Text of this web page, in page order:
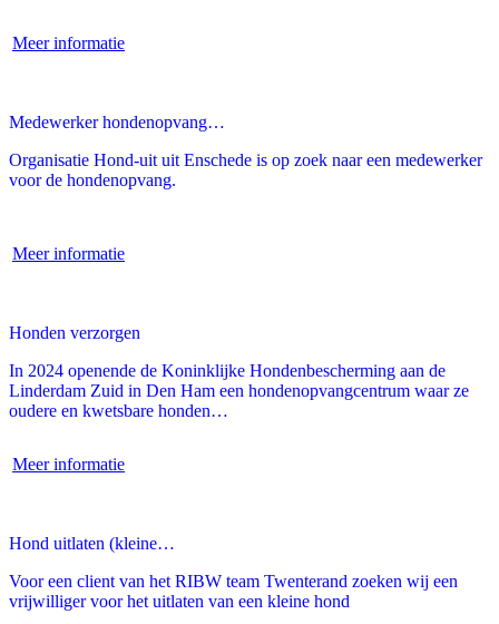
Meer informatie
Medewerker hondenopvang…
Organisatie Hond-uit uit Enschede is op zoek naar een medewerker
voor de hondenopvang.
Meer informatie
Honden verzorgen
In 2024 openende de Koninklijke Hondenbescherming aan de
Linderdam Zuid in Den Ham een hondenopvangcentrum waar ze
oudere en kwetsbare honden…
Meer informatie
Hond uitlaten (kleine…
Voor een client van het RIBW team Twenterand zoeken wij een
vrijwilliger voor het uitlaten van een kleine hond